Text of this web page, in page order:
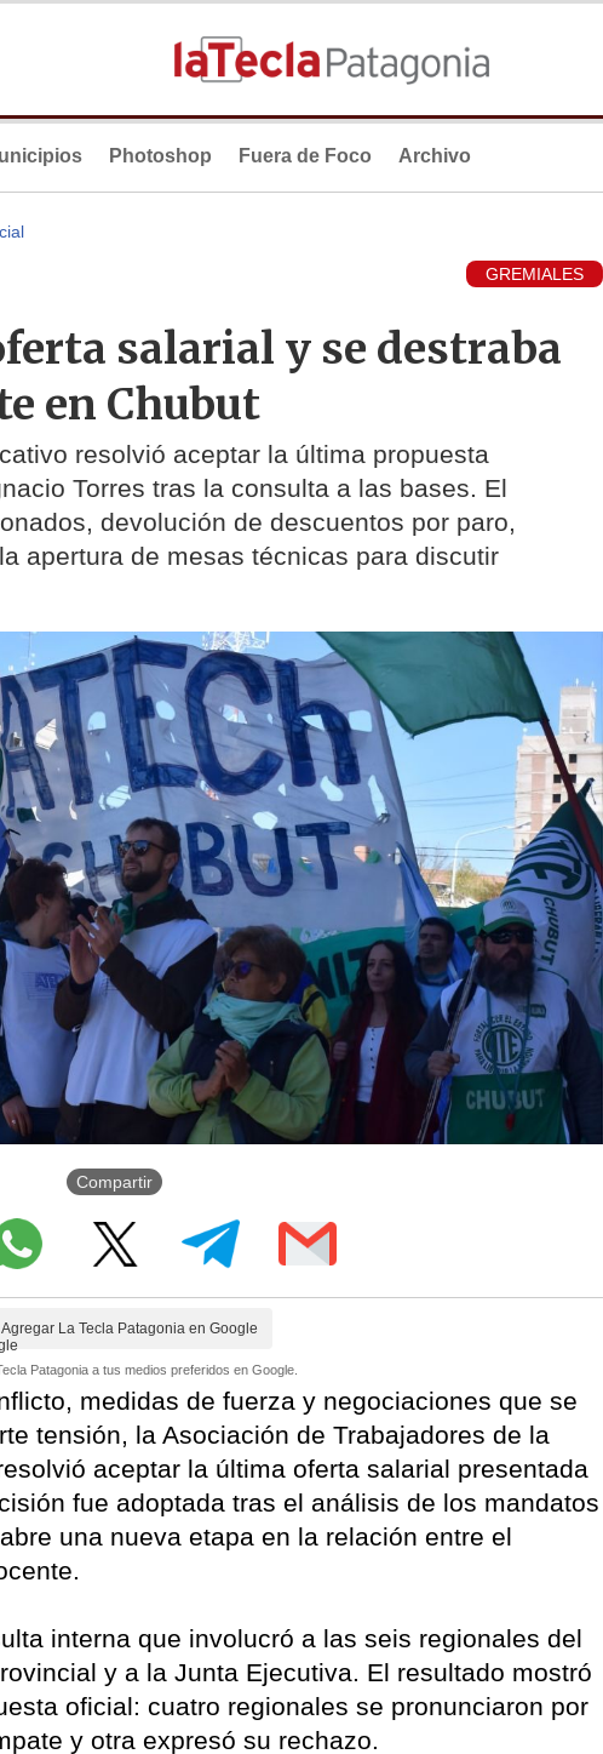
Photoshop Fuera de Foco Archivo
GREMIALES
salarial y se destraba
en Chubut
resolvió aceptar la última propuesta
Torres tras la consulta a las bases. El
devolución de descuentos por paro,
apertura de mesas técnicas para discutir
Compartir
Agregar La Tecla Patagonia en Google
Patagonia a tus medios preferidos en Google.
medidas de fuerza y negociaciones que se
tensión, la Asociación de Trabajadores de la
aceptar la última oferta salarial presentada
fue adoptada tras el análisis de los mandatos
una nueva etapa en la relación entre el
interna que involucró a las seis regionales del
y a la Junta Ejecutiva. El resultado mostró
oficial: cuatro regionales se pronunciaron por
y otra expresó su rechazo.